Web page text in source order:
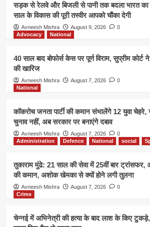
सड़क से रेलवे और बिजली से पानी तक बदला भारत का
साल के विकास की पूरी तस्वीर आपको चौंका देगी
Avneesh Mishra August 9, 2026
0
Advocacy
National
40 साल बाद बोफोर्स केस पर पूर्ण विराम, सुप्रीम कोर्ट
की खारिज
Avneesh Mishra August 7, 2026
0
National
कॉकरोच जनता पार्टी की कमान संभालेंगे 12 युवा
चुनाव नहीं, अब सरकार पर बनाएंगे दबाव
Avneesh Mishra August 7, 2026
0
Administration
Defence National social
तुकाराम मुंढे: 21 साल की सेवा में 25वीं बार ट्रांसफर,
की कमान, अशोक खेमका से क्यों होने लगी तुलना
Avneesh Mishra August 7, 2026
0
Crime
चेन्नई में अभिनेत्री की हत्या के बाद लाश के किए